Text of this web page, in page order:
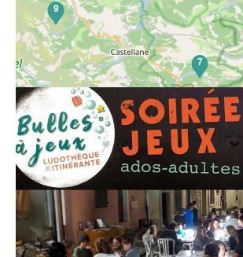
Découverte de jeux divers : coopération,
stratégie, enquête, aventure … pour
par la ludothèque itinérante Bulles à jeux.
7
9